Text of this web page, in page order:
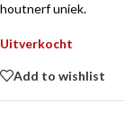
houtnerf uniek.
Uitverkocht
Add to wishlist